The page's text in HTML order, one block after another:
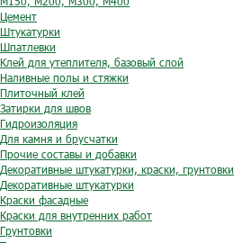
Цемент
Штукатурки
Шпатлевки
Клей для утеплителя, базовый слой
Наливные полы и стяжки
Плиточный клей
Затирки для швов
Гидроизоляция
Для камня и брусчатки
Прочие составы и добавки
Декоративные штукатурки, краски, грунтовки
Декоративные штукатурки
Краски фасадные
Краски для внутренних работ
Грунтовки